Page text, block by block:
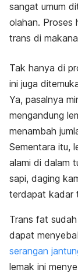
sangat umum
olahan. Proses
trans di
Tak hanya di
ini juga
Ya, pasalnya
mengandung
menambah
Sementara itu,
alami di dalam
sapi, daging
terdapat kadar
Trans fat
dapat
serangan
lemak ini